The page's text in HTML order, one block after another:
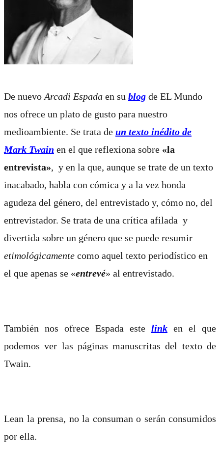
De nuevo Arcadi Espada en su blog de EL Mundo
nos ofrece un plato de gusto para nuestro
medioambiente. Se trata de un texto inédito de
Mark Twain en el que reflexiona sobre «la
entrevista», y en la que, aunque se trate de un texto
inacabado, habla con cómica y a la vez honda
agudeza del género, del entrevistado y, cómo no, del
entrevistador. Se trata de una crítica afilada y
divertida sobre un género que se puede resumir
etimológicamente como aquel texto periodístico en
el que apenas se «entrevé» al entrevistado.
También nos ofrece Espada este link en el que
podemos ver las páginas manuscritas del texto de
Twain.
Lean la prensa, no la consuman o serán consumidos
por ella.